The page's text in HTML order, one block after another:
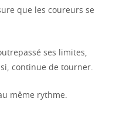
que les coureurs se
ses limites,
continue de tourner.
même rythme.